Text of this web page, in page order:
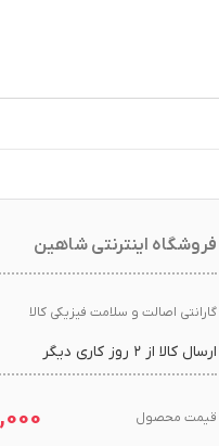
فروشگاه اینترنتی شاهین
گارانتی اصالت و سلامت فیزیکی کالا
ارسال کالا از ۲ روز کاری دیگر
قیمت محصول